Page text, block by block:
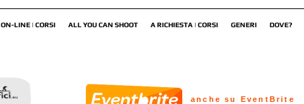
ON-LINE | CORSI ALL YOU CAN SHOOT A RICHIESTA | CORSI GENERI DOVE?
anche su EventBrite